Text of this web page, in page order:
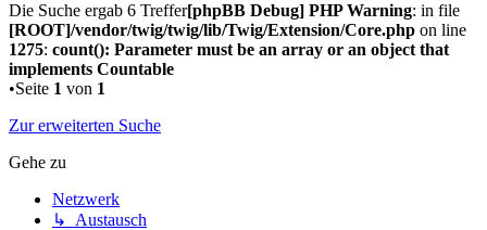
Die Suche ergab 6 Treffer[phpBB Debug] PHP Warning: in file
[ROOT]/vendor/twig/twig/lib/Twig/Extension/Core.php on line
1275: count(): Parameter must be an array or an object that
implements Countable
•Seite 1 von 1
Zur erweiterten Suche
Gehe zu
Netzwerk
↳ Austausch